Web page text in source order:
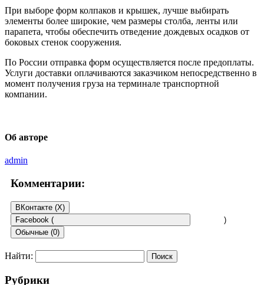
При выборе форм колпаков и крышек, лучше выбирать
элементы более широкие, чем размеры столба, ленты или
парапета, чтобы обеспечить отведение дождевых осадков от
боковых стенок сооружения.
По России отправка форм осуществляется после предоплаты.
Услуги доставки оплачиваются заказчиком непосредственно в
момент получения груза на терминале транспортной
компании.
Об авторе
admin
Комментарии:
ВКонтакте (X)
Facebook (
)
Обычные (0)
Найти:
Рубрики